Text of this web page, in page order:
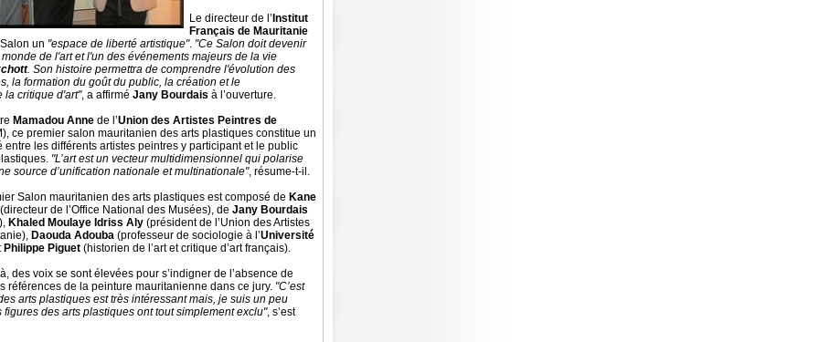
Le directeur de l’ Institut
Français de Mauritanie
un "espace de liberté artistique". "Ce Salon doit devenir
de l'art et l'un des événements majeurs de la vie
. Son histoire permettra de comprendre l'évolution des
la formation du goût du public, la création et le
la critique d'art", a affirmé Jany Bourdais à l’ouverture.
Mamadou Anne de l’Union des Artistes Peintres de
ce premier salon mauritanien des arts plastiques constitue un
entre les différents artistes peintres y participant et le public
"L’art est un vecteur multidimensionnel qui polarise
source d’unification nationale et multinationale", résume-t-il.
Salon mauritanien des arts plastiques est composé de Kane
de l’Office National des Musées), de Jany Bourdais
Khaled Moulaye Idriss Aly (président de l’Union des Artistes
Daouda Adouba (professeur de sociologie à l’Université
Philippe Piguet (historien de l’art et critique d’art français).
des voix se sont élevées pour s’indigner de l’absence de
références de la peinture mauritanienne dans ce jury. "C’est
arts plastiques est très intéressant mais, je suis un peu
figures des arts plastiques ont tout simplement exclu", s’est